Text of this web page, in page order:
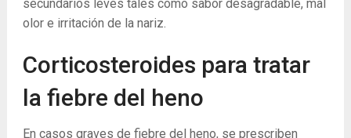
secundarios leves tales como sabor desagradable, mal
olor e irritación de la nariz.
Corticosteroides para tratar
la fiebre del heno
En casos graves de fiebre del heno, se prescriben